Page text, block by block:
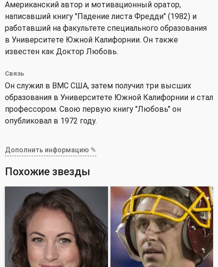
Американский автор и мотивационный оратор,
написавший книгу "Падение листа Фредди" (1982) и
работавший на факультете специального образования
в Университете Южной Калифорнии. Он также
известен как Доктор Любовь.
Связь
Он служил в ВМС США, затем получил три высших
образования в Университете Южной Калифорнии и стал
профессором. Свою первую книгу "Любовь" он
опубликовал в 1972 году.
Дополнить информацию ✎
Похожие звезды